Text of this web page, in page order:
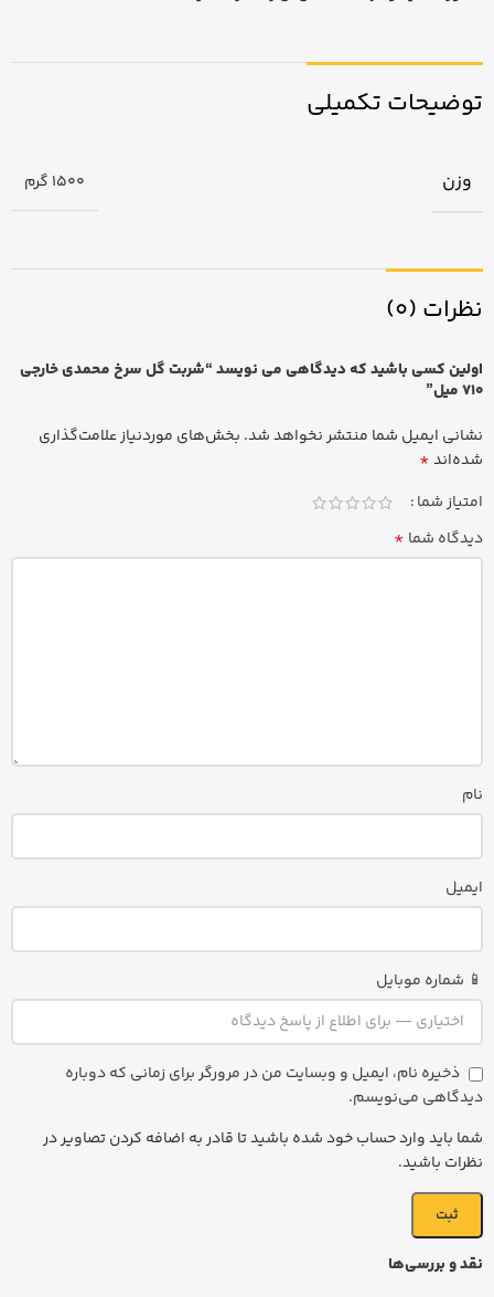
توضیحات تکمیلی
وزن 1500 گرم
نظرات (0)
نقد و بررسی‌ها
اولین کسی باشید که دیدگاهی می نویسد “شربت گل سرخ محمدی خارجی
710 میل”
نشانی ایمیل شما منتشر نخواهد شد. بخش‌های موردنیاز علامت‌گذاری
شده‌اند*
امتیاز شما
دیدگاه شما *
نام
ایمیل
📱 شماره موبایل
ذخیره نام، ایمیل و وبسایت من در مرورگر برای زمانی که دوباره
دیدگاهی می‌نویسم.
شما باید وارد حساب خود شده باشید تا قادر به اضافه کردن تصاویر در
نظرات باشید.